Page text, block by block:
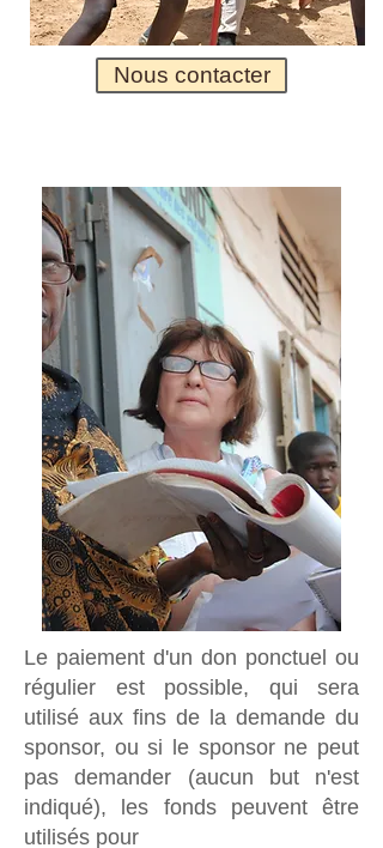
Nous contacter
Le paiement d'un don ponctuel ou
régulier est possible, qui sera
utilisé aux fins de la demande du
sponsor, ou si le sponsor ne peut
pas demander (aucun but n'est
indiqué), les fonds peuvent être
utilisés pour